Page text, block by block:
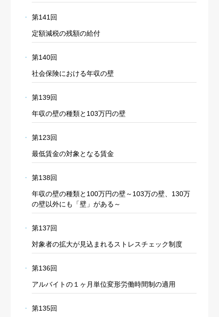
第141回
定額減税の残額の給付
第140回
社会保険における年収の壁
第139回
年収の壁の種類と103万円の壁
第123回
最低賃金の対象となる賃金
第138回
年収の壁の種類と100万円の壁～103万の壁、130万
の壁以外にも「壁」がある～
第137回
対象者の拡大が見込まれるストレスチェック制度
第136回
アルバイトの１ヶ月単位変形労働時間制の適用
第135回